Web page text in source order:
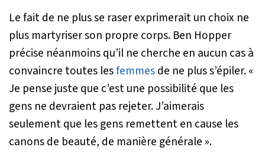
Le fait de ne plus se raser exprimerait un choix ne
plus martyriser son propre corps. Ben Hopper
précise néanmoins qu’il ne cherche en aucun cas à
convaincre toutes lesfemmesde ne plus s’épiler.«
Je pense juste que c’est une possibilité que les
gens ne devraient pas rejeter. J’aimerais
seulement que les gens remettent en cause les
canons de beauté, de manière générale ».